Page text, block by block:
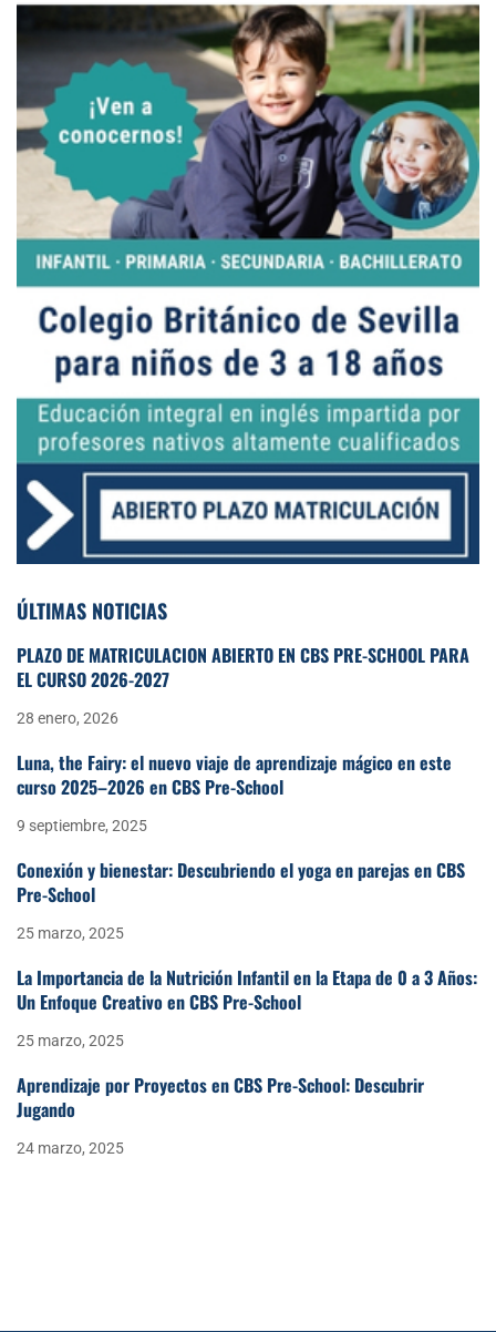
ÚLTIMAS NOTICIAS
PLAZO DE MATRICULACIÓN ABIERTO EN CBS PRE-SCHOOL PARA
EL CURSO 2026-2027
28 enero, 2026
Luna, the Fairy: el nuevo viaje de aprendizaje mágico en este
curso 2025–2026 en CBS Pre-School
9 septiembre, 2025
Conexión y bienestar: Descubriendo el yoga en parejas en CBS
Pre-School
25 marzo, 2025
La Importancia de la Nutrición Infantil en la Etapa de 0 a 3 Años:
Un Enfoque Creativo en CBS Pre-School
25 marzo, 2025
Aprendizaje por Proyectos en CBS Pre-School: Descubrir
Jugando
24 marzo, 2025